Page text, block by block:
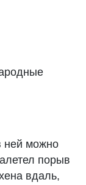
ней можно
порыв
вдаль,